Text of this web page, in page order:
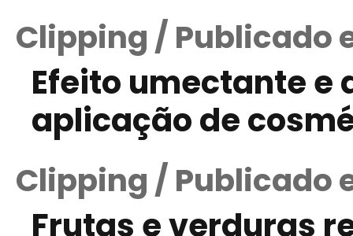
Clipping / Publicado
Efeito umectante e
aplicação de
Clipping / Publicado
Frutas e verduras